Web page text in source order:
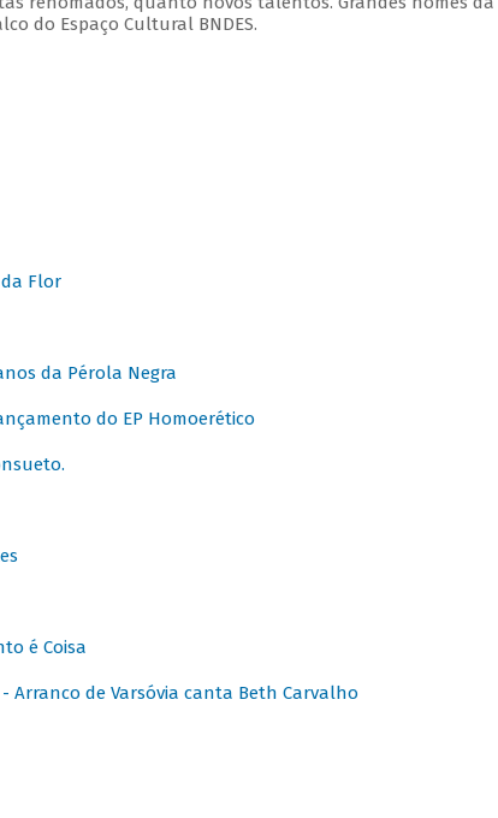
do Espaço Cultural BNDES.
da Flor
da Pérola Negra
do EP Homoerético
é Coisa
- Arranco de Varsóvia canta Beth Carvalho